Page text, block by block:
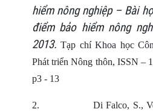
hiểm nông nghiệp – Bài
điểm bảo hiểm nông
2013.Tạp chí Khoa học
Phát triển Nông thôn, ISSN –
p3 - 13
2.
Di Falco, S.,